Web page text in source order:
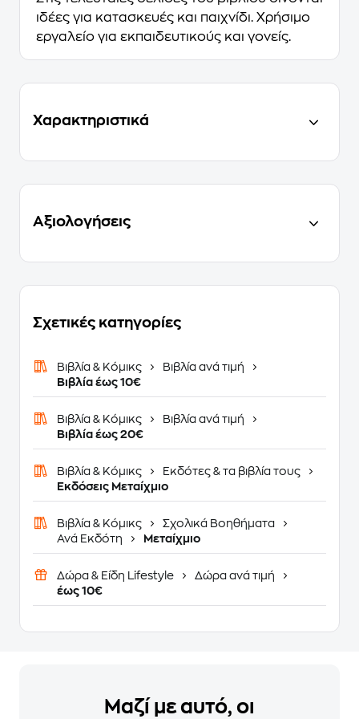
ιδέες για κατασκευές και παιχνίδι. Χρήσιμο
εργαλείο για εκπαιδευτικούς και γονείς.
Χαρακτηριστικά
Αξιολογήσεις
Σχετικές κατηγορίες
Βιβλία & Κόμικς
Βιβλία ανά τιμή
Βιβλία έως 10€
Βιβλία & Κόμικς
Βιβλία ανά τιμή
Βιβλία έως 20€
Βιβλία & Κόμικς
Εκδότες & τα βιβλία τους
Εκδόσεις Μεταίχμιο
Βιβλία & Κόμικς
Σχολικά Βοηθήματα
Ανά Εκδότη
Μεταίχμιο
Δώρα & Είδη Lifestyle
Δώρα ανά τιμή
έως 10€
Μαζί με αυτό, οι